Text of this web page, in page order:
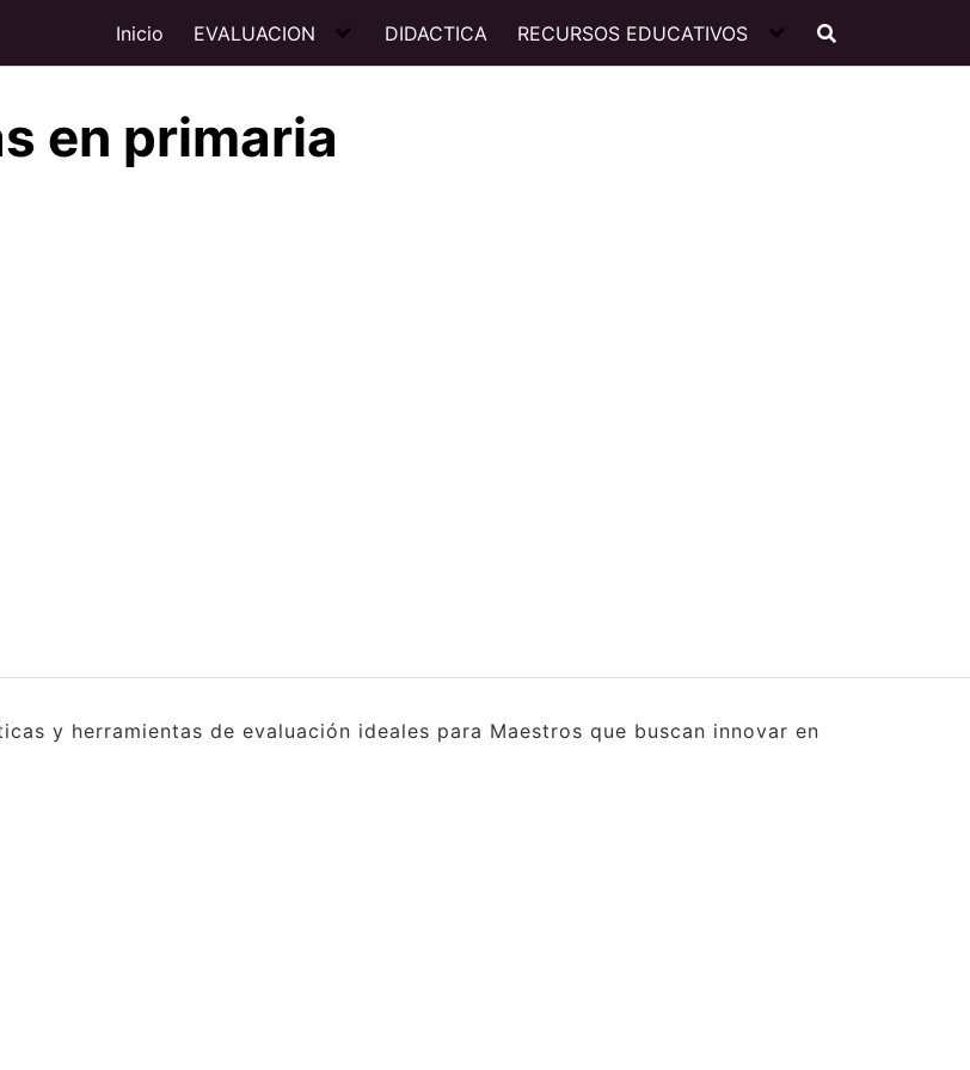
Inicio EVALUACION DIDACTICA RECURSOS EDUCATIVOS
en primaria
y herramientas de evaluación ideales para Maestros que buscan innovar en